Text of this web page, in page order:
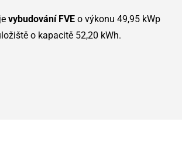
vybudování FVE o výkonu 49,95 kWp
o kapacitě 52,20 kWh.